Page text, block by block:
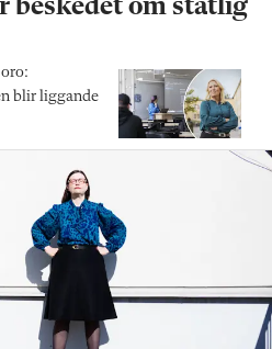
beskedet om statlig
blir liggande